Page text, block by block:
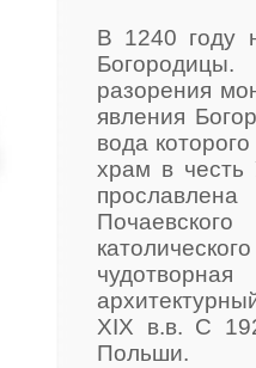
В 1240 году
разорения
явления
вода
храм в честь
XIX в.в. С
Польши.